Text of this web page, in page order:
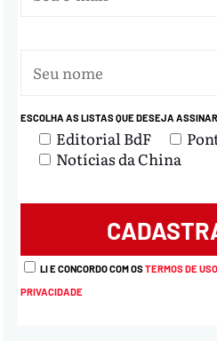
ESCOLHA AS LISTAS QUE DESEJA
Editorial BdF
Notícias da China
LI E CONCORDO COM OSTERMOS DE
PRIVACIDADE